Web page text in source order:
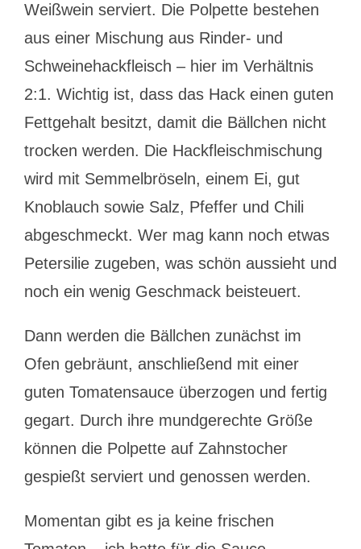
Weißwein serviert. Die Polpette bestehen
aus einer Mischung aus Rinder- und
Schweinehackfleisch – hier im Verhältnis
2:1. Wichtig ist, dass das Hack einen guten
Fettgehalt besitzt, damit die Bällchen nicht
trocken werden. Die Hackfleischmischung
wird mit Semmelbröseln, einem Ei, gut
Knoblauch sowie Salz, Pfeffer und Chili
abgeschmeckt. Wer mag kann noch etwas
Petersilie zugeben, was schön aussieht und
noch ein wenig Geschmack beisteuert.
Dann werden die Bällchen zunächst im
Ofen gebräunt, anschließend mit einer
guten Tomatensauce überzogen und fertig
gegart. Durch ihre mundgerechte Größe
können die Polpette auf Zahnstocher
gespießt serviert und genossen werden.
Momentan gibt es ja keine frischen